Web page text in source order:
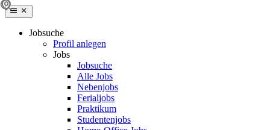
Jobsuche
Profil anlegen
Jobs
Jobsuche
Alle Jobs
Nebenjobs
Ferialjobs
Praktikum
Studentenjobs